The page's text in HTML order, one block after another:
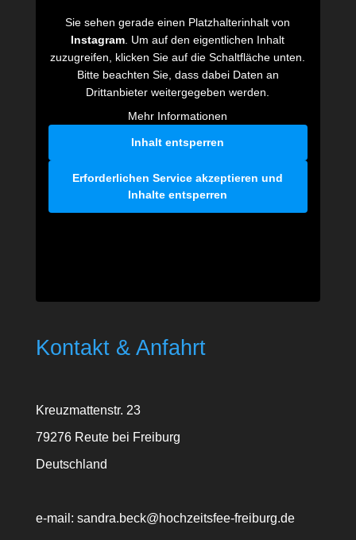
Sie sehen gerade einen Platzhalterinhalt von
Instagram. Um auf den eigentlichen Inhalt
zuzugreifen, klicken Sie auf die Schaltfläche unten.
Bitte beachten Sie, dass dabei Daten an
Drittanbieter weitergegeben werden.
Mehr Informationen
Inhalt entsperren
Erforderlichen Service akzeptieren und
Inhalte entsperren
Kontakt & Anfahrt
Kreuzmattenstr. 23
79276 Reute bei Freiburg
Deutschland
e-mail: sandra.beck@hochzeitsfee-freiburg.de